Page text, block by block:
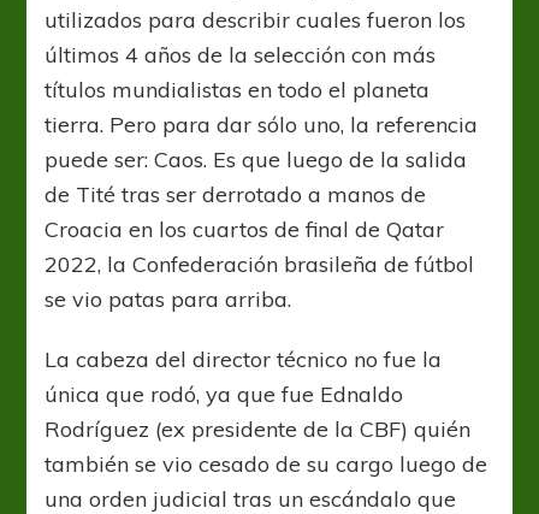
utilizados para describir cuales fueron los
últimos 4 años de la selección con más
títulos mundialistas en todo el planeta
tierra. Pero para dar sólo uno, la referencia
puede ser: Caos. Es que luego de la salida
de Tité tras ser derrotado a manos de
Croacia en los cuartos de final de Qatar
2022, la Confederación brasileña de fútbol
se vio patas para arriba.
La cabeza del director técnico no fue la
única que rodó, ya que fue Ednaldo
Rodríguez (ex presidente de la CBF) quién
también se vio cesado de su cargo luego de
una orden judicial tras un escándalo que